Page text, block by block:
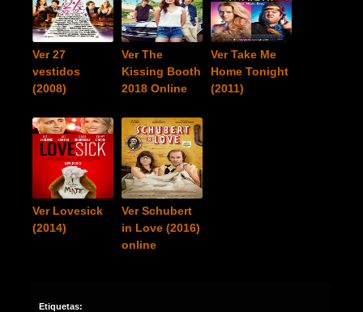
Ver 27
vestidos
(2008)
Ver The
Kissing Booth
2018 Online
Ver Take Me
Home Tonight
(2011)
Ver Lovesick
(2014)
Ver Schubert
in Love (2016)
online
Etiquetas: